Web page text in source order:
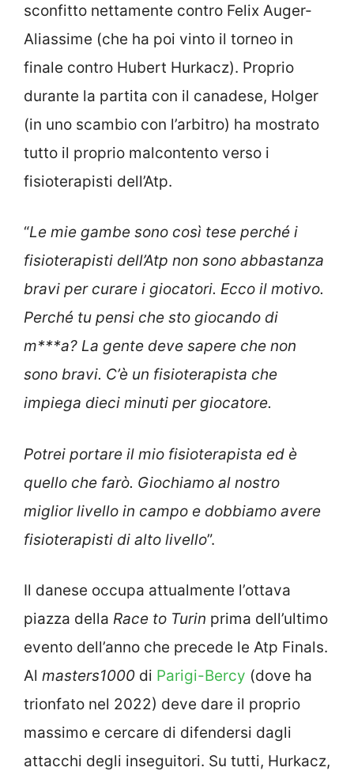
sconfitto nettamente contro Felix Auger-
Aliassime (che ha poi vinto il torneo in
finale contro Hubert Hurkacz). Proprio
durante la partita con il canadese, Holger
(in uno scambio con l’arbitro) ha mostrato
tutto il proprio malcontento verso i
fisioterapisti dell’Atp.
“Le mie gambe sono così tese perché i
fisioterapisti dell’Atp non sono abbastanza
bravi per curare i giocatori. Ecco il motivo.
Perché tu pensi che sto giocando di
m***a? La gente deve sapere che non
sono bravi. C’è un fisioterapista che
impiega dieci minuti per giocatore.
Potrei portare il mio fisioterapista ed è
quello che farò. Giochiamo al nostro
miglior livello in campo e dobbiamo avere
fisioterapisti di alto livello”.
Il danese occupa attualmente l’ottava
piazza della Race to Turin prima dell’ultimo
evento dell’anno che precede le Atp Finals.
Al masters1000 di Parigi-Bercy (dove ha
trionfato nel 2022) deve dare il proprio
massimo e cercare di difendersi dagli
attacchi degli inseguitori. Su tutti, Hurkacz,